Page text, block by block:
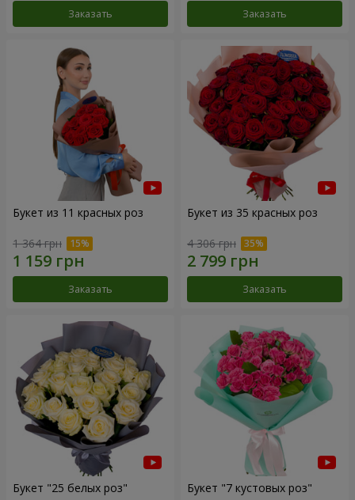
Заказать Заказать
Букет из 11 красных роз
1 364 грн
Заказать
Букет из 35 красных роз
4 306 грн
Заказать
Букет "25 белых роз" Букет "7 кустовых роз"